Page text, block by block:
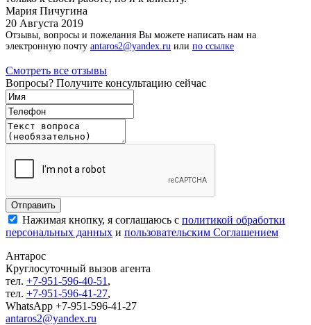
Мария Пичугина
20 Августа 2019
Отзывы, вопросы и пожелания Вы можете написать нам на
электронную почту antaros2@yandex.ru или по ссылке
Смотреть все отзывы
Вопросы? Получите консультацию сейчас
Нажимая кнопку, я соглашаюсь с политикой обработки
персональных данных и пользовательским Соглашением
Антарос
Круглосуточный вызов агента
тел. +7-951-596-40-51 ,
тел. +7-951-596-41-27,
WhatsApp +7-951-596-41-27
antaros2@yandex.ru